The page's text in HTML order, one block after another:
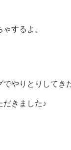
するよ。
やりとりしてき
だきました♪